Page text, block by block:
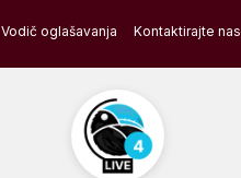
Vodič oglašavanja Kontaktirajte nas